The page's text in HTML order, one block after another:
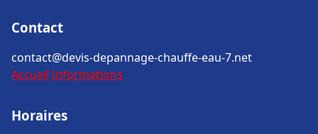
Contact
contact@devis-depannage-chauffe-eau-7.net
Accueil Informations
Horaires